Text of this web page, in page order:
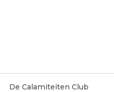
De Calamiteiten Club